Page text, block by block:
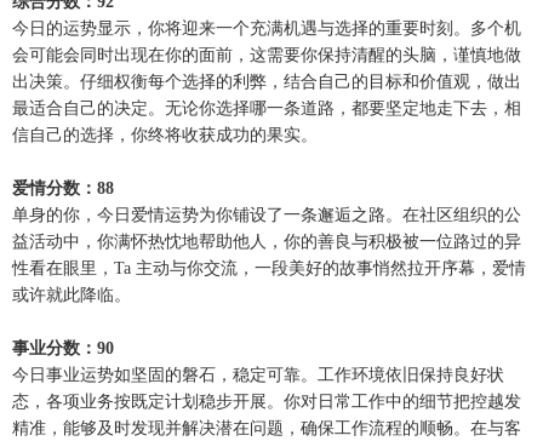
今日的运势显示，你将迎来一个充满机遇与选择的重要时刻。多个机
会可能会同时出现在你的面前，这需要你保持清醒的头脑，谨慎地做
出决策。仔细权衡每个选择的利弊，结合自己的目标和价值观，做出
最适合自己的决定。无论你选择哪一条道路，都要坚定地走下去，相
信自己的选择，你终将收获成功的果实。
爱情分数：88
单身的你，今日爱情运势为你铺设了一条邂逅之路。在社区组织的公
益活动中，你满怀热忱地帮助他人，你的善良与积极被一位路过的异
性看在眼里，Ta 主动与你交流，一段美好的故事悄然拉开序幕，爱情
或许就此降临。
事业分数：90
今日事业运势如坚固的磐石，稳定可靠。工作环境依旧保持良好状
态，各项业务按既定计划稳步开展。你对日常工作中的细节把控越发
精准，能够及时发现并解决潜在问题，确保工作流程的顺畅。在与客